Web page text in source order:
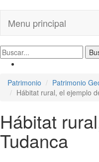
Menu principal
Patrimonio
Patrimonio
Hábitat rural, el ejemplo
Hábitat
Tudanca